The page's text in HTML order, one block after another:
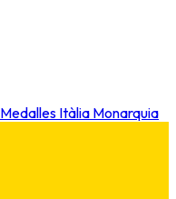
Medalles Itàlia Monarquia